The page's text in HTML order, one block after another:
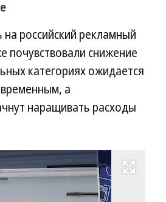
на российский рекламный
почувствовали снижение
категориях ожидается
а
наращивать расходы
Развернуть на весь экран